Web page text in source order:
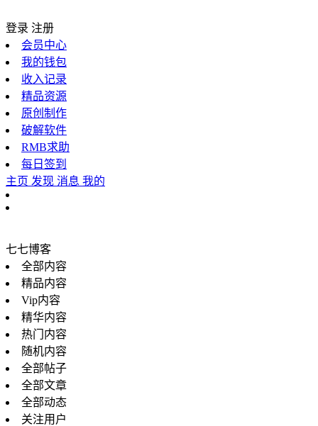
登录 注册
会员中心
我的钱包
收入记录
精品资源
原创制作
破解软件
RMB求助
每日签到
主页 发现 消息 我的
七七博客
全部内容
精品内容
Vip内容
精华内容
热门内容
随机内容
全部帖子
全部文章
全部动态
关注用户